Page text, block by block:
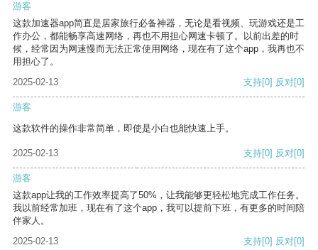
游客
这款加速器app简直是居家旅行必备神器，无论是看视频、玩游戏还是工
作办公，都能畅享高速网络，再也不用担心网速卡顿了。以前出差的时
候，经常因为网速慢而无法正常使用网络，现在有了这个app，我再也不
用担心了。
2025-02-13
支持[0] 反对[0]
游客
这款软件的操作非常简单，即使是小白也能快速上手。
2025-02-13 支持[0] 反对[0]
游客
这款app让我的工作效率提高了50%，让我能够更轻松地完成工作任务。
我以前经常加班，现在有了这个app，我可以提前下班，有更多的时间陪
伴家人。
2025-02-13
支持[0] 反对[0]